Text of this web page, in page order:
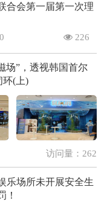
合会第一届第一次理
226
场”，透视韩国首尔
环(上)
访问量：262
乐场所未开展安全生
！